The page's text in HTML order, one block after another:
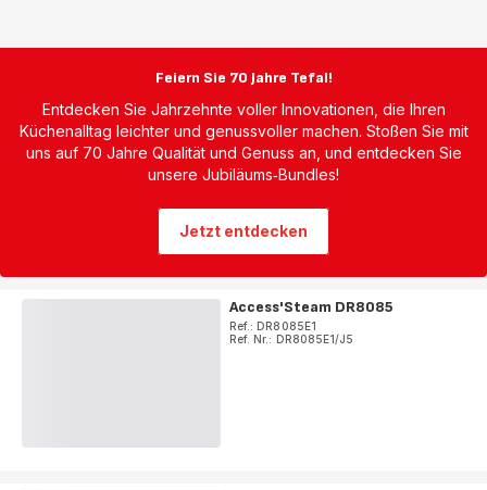
Feiern Sie 70 Jahre Tefal!
Entdecken Sie Jahrzehnte voller Innovationen, die Ihren
Küchenalltag leichter und genussvoller machen. Stoßen Sie mit
uns auf 70 Jahre Qualität und Genuss an, und entdecken Sie
unsere Jubiläums‑Bundles!
Jetzt entdecken
Access'Steam DR8085
Ref.: DR8085E1
Ref. Nr.: DR8085E1/J5